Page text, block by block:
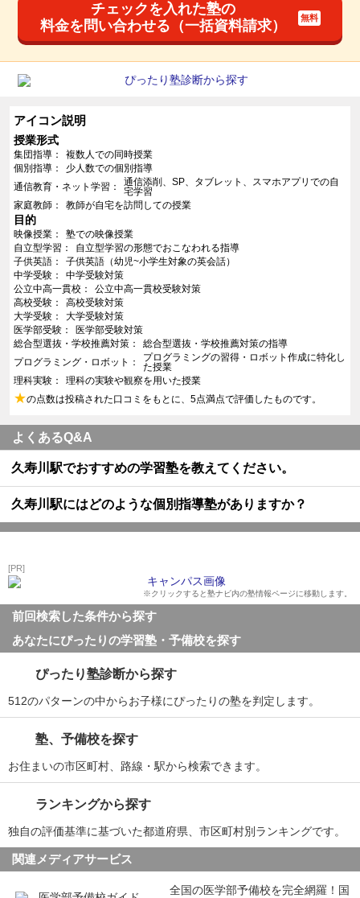
チェックを入れた塾の
料金を問い合わせる（一括資料請求）
アイコン説明
授業形式
集団指導
複数人での同時授業
個別指導
少人数での個別指導
通信教育・ネット学習
通信添削、SP、タブレット、スマホアプリでの自
宅学習
家庭教師
教師が自宅を訪問しての授業
目的
映像授業
塾での映像授業
自立型学習
自立型学習の形態でおこなわれる指導
子供英語
子供英語（幼児~小学生対象の英会話）
中学受験
中学受験対策
公立中高一貫校
公立中高一貫校受験対策
高校受験
高校受験対策
大学受験
大学受験対策
医学部受験
医学部受験対策
総合型選抜・学校推薦対策
総合型選抜・学校推薦対策の指導
プログラミング・ロボット
プログラミングの習得・ロボット作成に特化し
た授業
理科実験
理科の実験や観察を用いた授業
★の点数は投稿された口コミをもとに、5点満点で評価したものです。
よくあるQ&A
久寿川駅でおすすめの学習塾を教えてください。
久寿川駅にはどのような個別指導塾がありますか？
[PR]
※クリックすると塾ナビ内の塾情報ページに移動します。
前回検索した条件から探す
あなたにぴったりの学習塾・予備校を探す
ぴったり塾診断から探す
512のパターンの中からお子様にぴったりの塾を判定します。
塾、予備校を探す
お住まいの市区町村、路線・駅から検索できます。
ランキングから探す
独自の評価基準に基づいた都道府県、市区町村別ランキングです。
関連メディアサービス
全国の医学部予備校を完全網羅！国